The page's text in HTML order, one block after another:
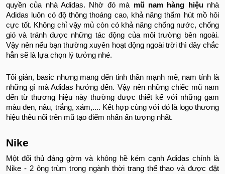
quyền của nhà Adidas. Nhờ đó mà mũ nam hàng hiệunhà
Adidas luôn có độ thông thoáng cao, khả năng thấm hút mồ hôi
cực tốt. Không chỉ vậy mủ còn có khả năng chống nước, chống
gió và tránh được những tác động của môi trường bên ngoài.
Vậy nên nếu bạn thường xuyên hoạt động ngoài trời thì đây chắc
hẳn sẽ là lựa chọn lý tưởng nhé.
Tối giản, basic nhưng mang đến tinh thần mạnh mẽ, nam tính là
những gì mà Adidas hướng đến. Vậy nên những chiếc mũ nam
đến từ thương hiệu này thường được thiết kế với những gam
màu đen, nâu, trắng, xám,.... Kết hợp cùng với đó là logo thương
hiệu thêu nổi trên mũ tạo điểm nhấn ấn tượng nhất.
Nike
Một đối thủ đáng gờm và không hề kém cạnh Adidas chính là
Nike - 2 ông trùm trong ngành thời trang thể thao và được đặt